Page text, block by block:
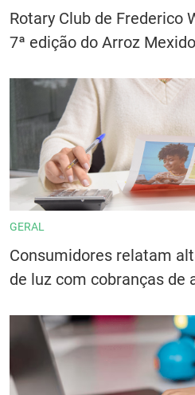
Rotary Club de Frederico
7ª edição do Arroz
GERAL
Consumidores relatam
de luz com cobranças de